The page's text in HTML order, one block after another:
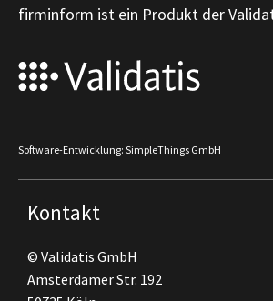
firminform ist ein Produkt der
Software-Entwicklung: SimpleThings GmbH
Kontakt
© Validatis GmbH
Amsterdamer Str. 192